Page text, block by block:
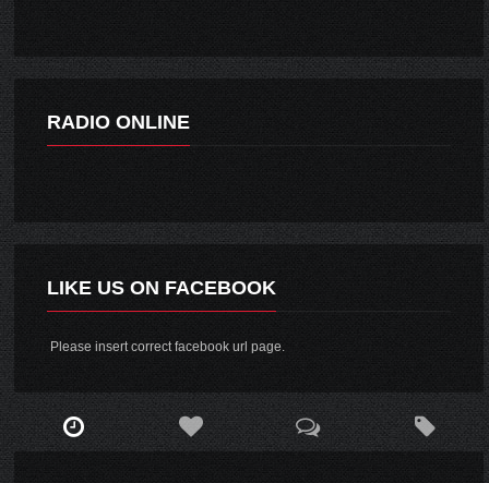
RADIO ONLINE
LIKE US ON FACEBOOK
Please insert correct facebook url page.